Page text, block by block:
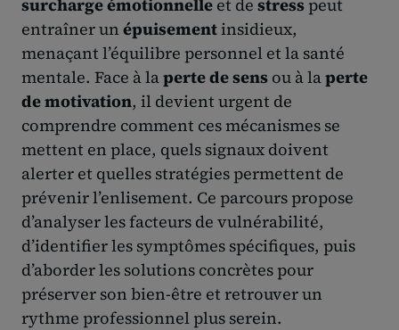
surcharge émotionnelle et de stress peut
entraîner un épuisementinsidieux,
menaçant l’équilibre personnel et la santé
mentale. Face à laperte de sens ou à laperte
de motivation, il devient urgent de
comprendre comment ces mécanismes se
mettent en place, quels signaux doivent
alerter et quelles stratégies permettent de
prévenir l’enlisement. Ce parcours propose
d’analyser les facteurs de vulnérabilité,
d’identifier les symptômes spécifiques, puis
d’aborder les solutions concrètes pour
préserver son bien-être et retrouver un
rythme professionnel plus serein.